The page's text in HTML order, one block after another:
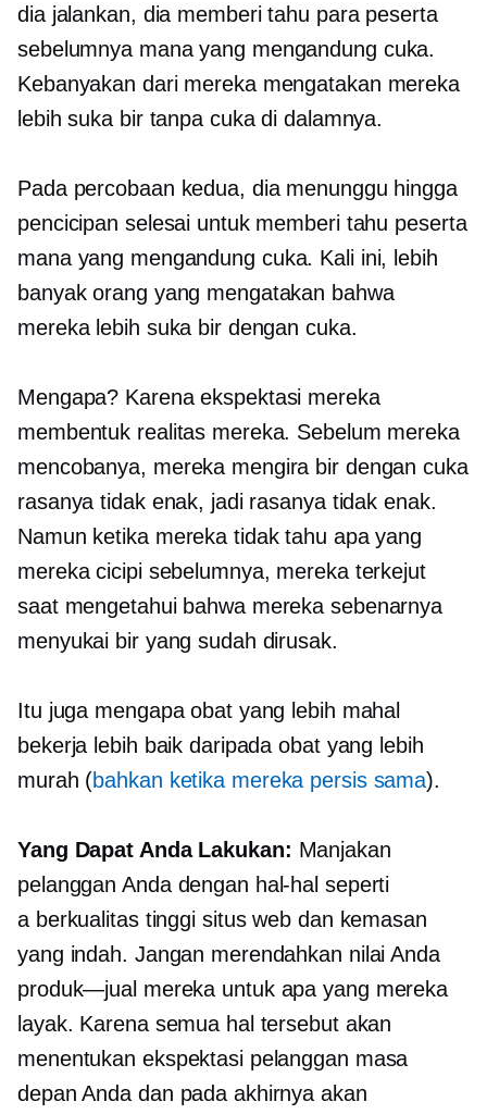
dia jalankan, dia memberi tahu para peserta
sebelumnya mana yang mengandung cuka.
Kebanyakan dari mereka mengatakan mereka
lebih suka bir tanpa cuka di dalamnya.
Pada percobaan kedua, dia menunggu hingga
pencicipan selesai untuk memberi tahu peserta
mana yang mengandung cuka. Kali ini, lebih
banyak orang yang mengatakan bahwa
mereka lebih suka bir dengan cuka.
Mengapa? Karena ekspektasi mereka
membentuk realitas mereka. Sebelum mereka
mencobanya, mereka mengira bir dengan cuka
rasanya tidak enak, jadi rasanya tidak enak.
Namun ketika mereka tidak tahu apa yang
mereka cicipi sebelumnya, mereka terkejut
saat mengetahui bahwa mereka sebenarnya
menyukai bir yang sudah dirusak.
Itu juga mengapa obat yang lebih mahal
bekerja lebih baik daripada obat yang lebih
murah (bahkan ketika mereka persis sama).
Yang Dapat Anda Lakukan: Manjakan
pelanggan Anda dengan hal-hal seperti
a berkualitas tinggi situs web dan kemasan
yang indah. Jangan merendahkan nilai Anda
produk—jualmereka untuk apa yang mereka
layak. Karena semua hal tersebut akan
menentukan ekspektasi pelanggan masa
depan Anda dan pada akhirnya akan